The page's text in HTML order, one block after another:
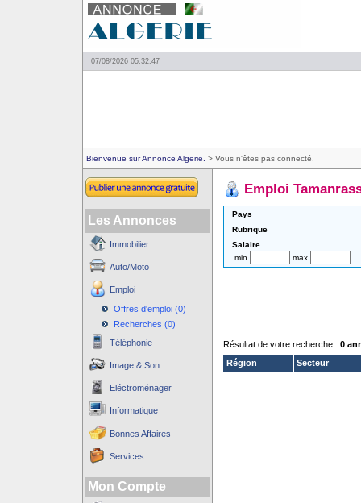
07/08/2026 05:32:47
Bienvenue sur Annonce Algerie. > Vous n'êtes pas connecté.
Les Annonces
Immobilier
Auto/Moto
Emploi
Offres d'emploi (0)
Recherches (0)
Téléphonie
Image & Son
Eléctroménager
Informatique
Bonnes Affaires
Services
Mon Compte
Emploi
Pays
Rubrique
Salaire
min
max
Résultat de votre recherche : 0
Région
Secteur